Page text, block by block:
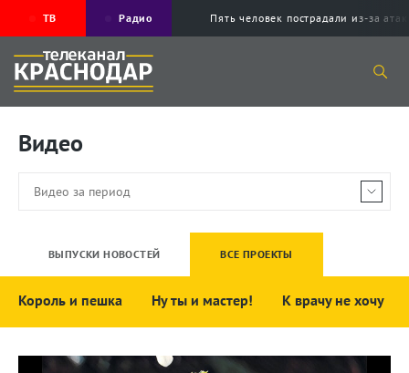
ТВ Радио Пять человек пострадали из-за
Видео
ВЫПУСКИ НОВОСТЕЙ ВСЕ ПРОЕКТЫ
Король и пешка Ну ты и мастер! К врачу не хочу